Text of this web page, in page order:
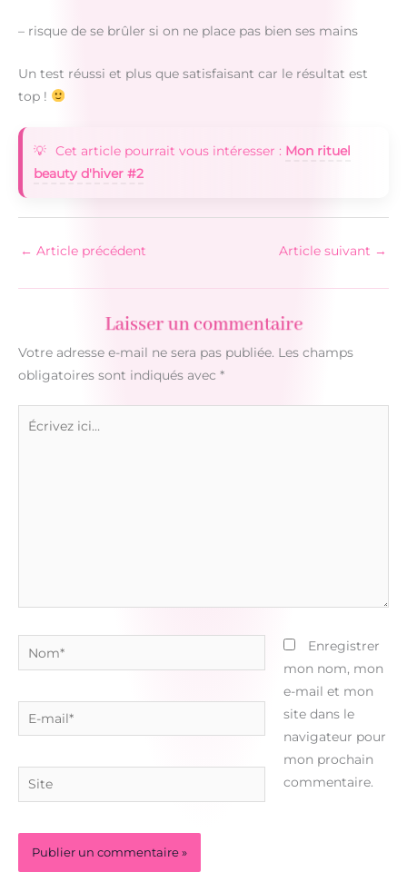
– risque de se brûler si on ne place pas bien ses mains
Un test réussi et plus que satisfaisant car le résultat est
top !
Cet article pourrait vous intéresser : Mon rituel
beauty d'hiver #2
← Article précédent Article suivant →
Laisser un commentaire
Votre adresse e-mail ne sera pas publiée. Les champs
obligatoires sont indiqués avec *
Écrivez
Nom*
E-
mail*
Site
Enregistrer
mon nom, mon
e-mail et mon
site dans le
navigateur pour
mon prochain
commentaire.